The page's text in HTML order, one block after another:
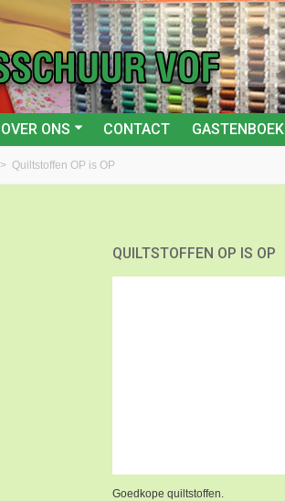
OVER ONS CONTACT GASTENBOEK
> Quiltstoffen OP is OP
QUILTSTOFFEN OP IS OP
Goedkope quiltstoffen.